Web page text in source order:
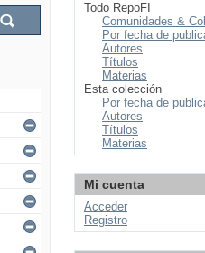
Todo RepoFI
Comunidades &
Por fecha de
Autores
Títulos
Materias
Esta colección
Por fecha de
Autores
Títulos
Materias
Mi cuenta
Acceder
Registro